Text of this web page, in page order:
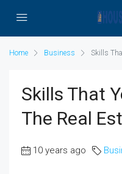
Home Business Skills
Skills That
The Real
10 years ago